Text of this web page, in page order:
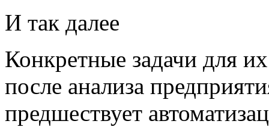
И так далее
Конкретные задачи для
после анализа
предшествует